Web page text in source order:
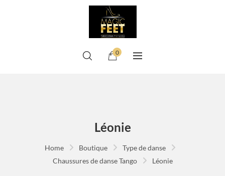
0
Léonie
Home Boutique
Type de danse
Chaussures de danse Tango
Léonie